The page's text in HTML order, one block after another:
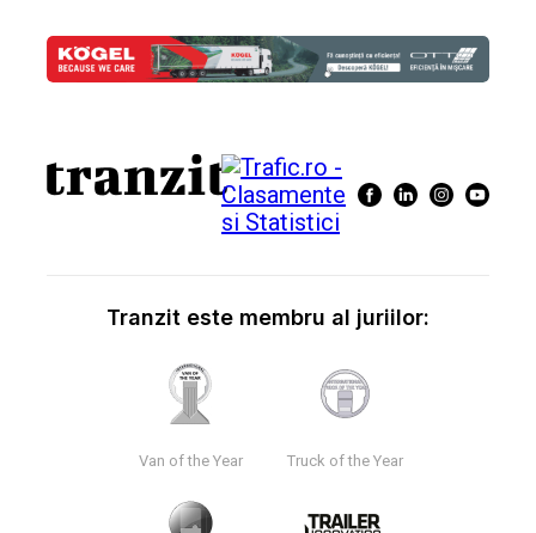
Tranzit este membru al juriilor:
Van of the Year Truck of the Year